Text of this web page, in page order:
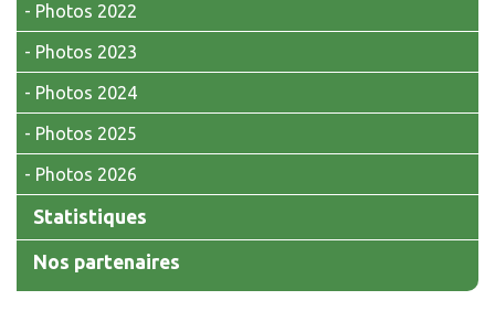
Photos 2022
Photos 2023
Photos 2024
Photos 2025
Photos 2026
Statistiques
Nos partenaires